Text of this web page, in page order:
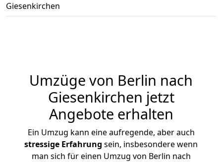
Giesenkirchen
Umzüge von Berlin nach
Giesenkirchen jetzt
Angebote erhalten
Ein Umzug kann eine aufregende, aber auch
stressige Erfahrung sein, insbesondere wenn
man sich für einen Umzug von Berlin nach